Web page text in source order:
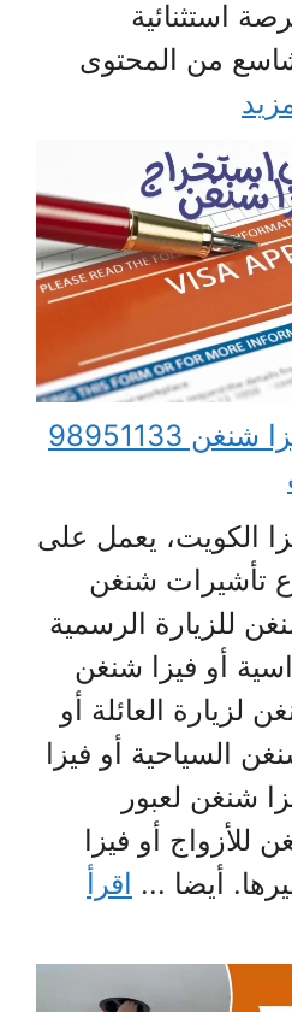
استثنائية
من المحتوى
مكتب استخراج فيزا شنغن 98951133
الكويت، يعمل على
تأشيرات شنغن
للزيارة الرسمية
أو فيزا شنغن
لزيارة العائلة أو
السياحية أو فيزا
شنغن لعبور
للأزواج أو فيزا
أيضا ... اقرأ